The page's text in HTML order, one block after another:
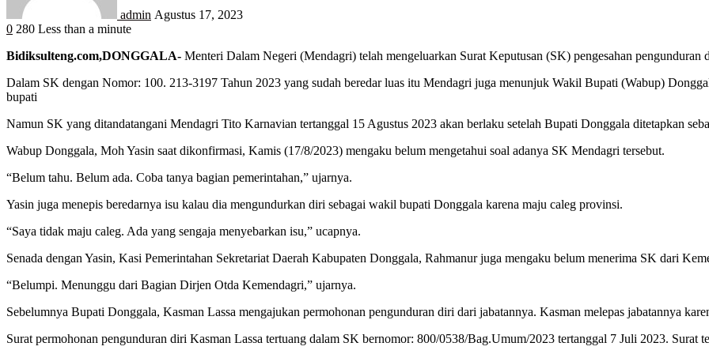
admin Agustus 17, 2023
0 280 Less than a minute
Bidiksulteng.com,DONGGALA- Menteri Dalam Negeri (Mendagri) telah mengeluarkan Surat Keputusan (SK) pengesahan
Dalam SK dengan Nomor: 100. 213-3197 Tahun 2023 yang sudah beredar luas itu Mendagri juga menunjuk Wakil Bupati (Wabup)
bupati
Namun SK yang ditandatangani Mendagri Tito Karnavian tertanggal 15 Agustus 2023 akan berlaku setelah Bupati Donggala ditetapkan
Wabup Donggala, Moh Yasin saat dikonfirmasi, Kamis (17/8/2023) mengaku belum mengetahui soal adanya SK Mendagri tersebut.
“Belum tahu. Belum ada. Coba tanya bagian pemerintahan,” ujarnya.
Yasin juga menepis beredarnya isu kalau dia mengundurkan diri sebagai wakil bupati Donggala karena maju caleg provinsi.
“Saya tidak maju caleg. Ada yang sengaja menyebarkan isu,” ucapnya.
Senada dengan Yasin, Kasi Pemerintahan Sekretariat Daerah Kabupaten Donggala, Rahmanur juga mengaku belum menerima SK dari
“Belumpi. Menunggu dari Bagian Dirjen Otda Kemendagri,” ujarnya.
Sebelumnya Bupati Donggala, Kasman Lassa mengajukan permohonan pengunduran diri dari jabatannya. Kasman melepas jabatannya
Surat permohonan pengunduran diri Kasman Lassa tertuang dalam SK bernomor: 800/0538/Bag.Umum/2023 tertanggal 7 Juli 2023.